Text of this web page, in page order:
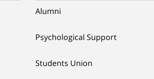
Alumni
Psychological Support
Students Union